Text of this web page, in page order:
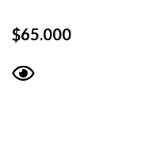
$65.000